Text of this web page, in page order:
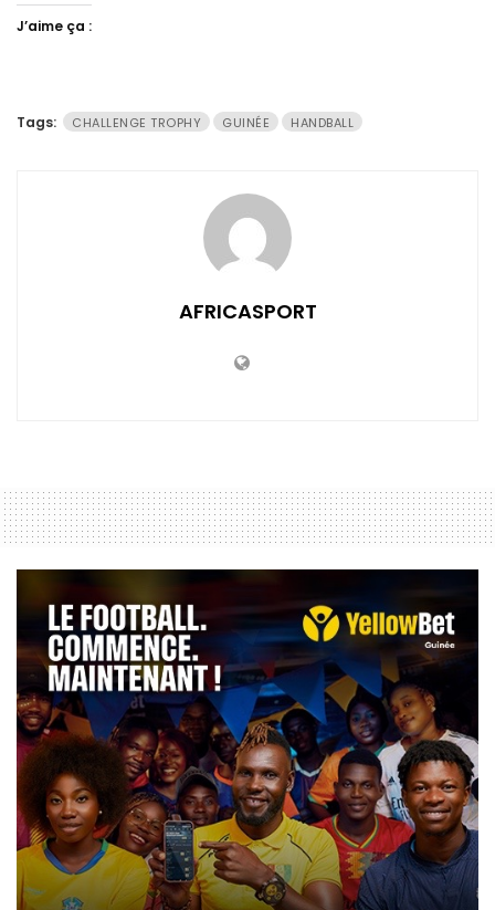
J’aime ça :
Tags: CHALLENGE TROPHY GUINÉE HANDBALL
AFRICASPORT